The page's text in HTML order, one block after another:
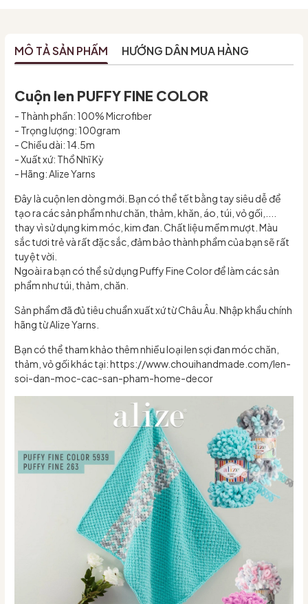
MÔ TẢ SẢN PHẨM HƯỚNG DẪN MUA HÀNG
Cuộn len PUFFY FINE COLOR
- Thành phần: 100% Microfiber
- Trọng lượng: 100gram
- Chiều dài: 14.5m
- Xuất xứ: Thổ Nhĩ Kỳ
- Hãng: Alize Yarns
Đây là cuộn len dòng mới. Bạn có thể tết bằng tay siêu dễ để
tạo ra các sản phẩm như chăn, thảm, khăn, áo, túi, vỏ gối,....
thay vì sử dụng kim móc, kim đan. Chất liệu mềm mượt. Màu
sắc tươi trẻ và rất đặc sắc, đảm bảo thành phẩm của bạn sẽ rất
tuyệt vời.
Ngoài ra bạn có thể sử dụng Puffy Fine Color để làm các sản
phẩm như túi, thảm, chăn.
Sản phẩm đã đủ tiêu chuẩn xuất xứ từ Châu Âu. Nhập khẩu chính
hãng từ Alize Yarns.
Bạn có thể tham khảo thêm nhiều loại len sợi đan móc chăn,
thảm, vỏ gối khác tại: https://www.chouihandmade.com/len-
soi-dan-moc-cac-san-pham-home-decor